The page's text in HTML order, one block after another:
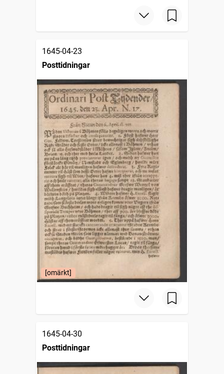
1645-04-23
Posttidningar
[omärkt]
1645-04-30
Posttidningar